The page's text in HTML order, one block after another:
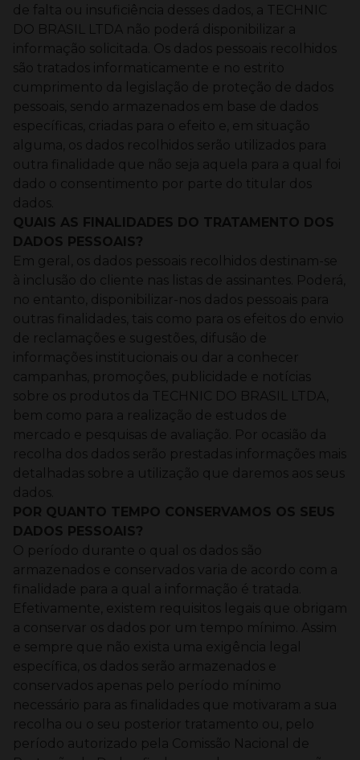
de falta ou insuficiência desses dados, a TECHNIC
DO BRASIL LTDA não poderá disponibilizar a
informação solicitada. Os dados pessoais recolhidos
são tratados informaticamente e no estrito
cumprimento da legislação de proteção de dados
pessoais, sendo armazenados em base de dados
específicas, criadas para o efeito e, em situação
alguma, os dados recolhidos serão utilizados para
outra finalidade que não seja aquela para a qual foi
dado o consentimento por parte do titular dos
dados.
QUAIS AS FINALIDADES DO TRATAMENTO DOS
DADOS PESSOAIS?
Em geral, os dados pessoais recolhidos destinam-se
à inclusão do cliente nas listas de assinantes.
Poderá,
no entanto, disponibilizar-nos dados pessoais para
outras finalidades, tais como para os efeitos do envio
de reclamações e sugestões, difusão de
informações institucionais ou dar a conhecer
campanhas, promoções, publicidade e notícias
sobre os produtos da TECHNIC DO BRASIL LTDA,
bem como para a realização de estudos de
mercado e pesquisas de avaliação.
Por ocasião da
recolha dos dados serão prestadas informações mais
detalhadas sobre a utilização que daremos aos seus
dados.
POR QUANTO TEMPO CONSERVAMOS OS SEUS
DADOS PESSOAIS?
O período durante o qual os dados são
armazenados e conservados varia de acordo com a
finalidade para a qual a informação é tratada.
Efetivamente, existem requisitos legais que obrigam
a conservar os dados por um tempo mínimo. Assim
e sempre que não exista uma exigência legal
específica, os dados serão armazenados e
conservados apenas pelo período mínimo
necessário para as finalidades que motivaram a sua
recolha ou o seu posterior tratamento ou, pelo
período autorizado pela Comissão Nacional de